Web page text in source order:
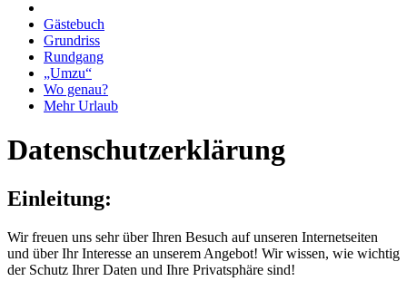
Gästebuch
Grundriss
Rundgang
„Umzu“
Wo genau?
Mehr Urlaub
Datenschutzerklärung
Einleitung:
Wir freuen uns sehr über Ihren Besuch auf unseren Internetseiten
und über Ihr Interesse an unserem Angebot! Wir wissen, wie wichtig
der Schutz Ihrer Daten und Ihre Privatsphäre sind!